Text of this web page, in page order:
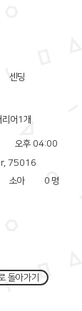
센딩
어1개
오후 04:00
75016
소아 0 명
돌아가기